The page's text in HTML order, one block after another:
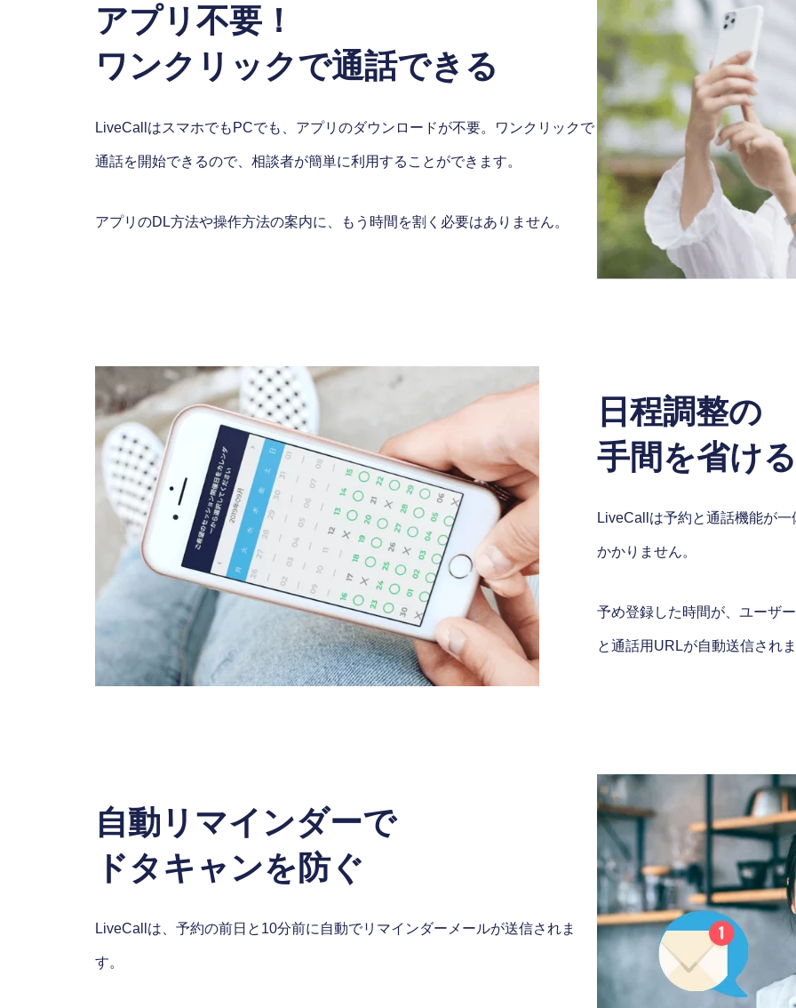
アプリ不要！
ワンクリックで通話できる
LiveCallはスマホでもPCでも、アプリのダウンロードが不要。ワンクリックで
通話を開始できるので、相談者が簡単に利用することができます。
アプリのDL方法や操作方法の案内に、もう時間を割く必要はありません。
日程調整の
手間を省ける
LiveCallは予約と通話機能が
かかりません。
予め登録した時間が、ユーザ
と通話用URLが自動送信され
自動リマインダーで
ドタキャンを防ぐ
LiveCallは、予約の前日と10分前に自動でリマインダーメールが送信されま
す。